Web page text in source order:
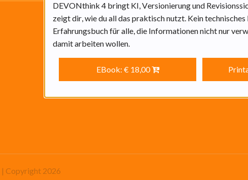
Wer?
Ich befasse mich seit 2007 mit
digitalem Informations- und
Ich
für
| Copyright 2026
DEVONthink 4 bringt KI, Versionierung und
zeigt dir, wie du all das praktisch nutzt. Kein
Erfahrungsbuch für alle, die Informationen nicht nur
damit arbeiten wollen.
EBook: € 18,00